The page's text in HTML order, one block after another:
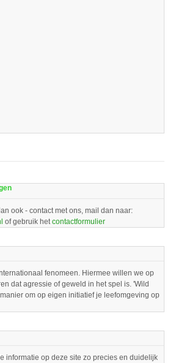
ook - contact met ons, mail dan naar:
of gebruik het contactformulier
fenomeen. Hiermee willen we op
dat agressie of geweld in het spel is. 'Wild
om op eigen initiatief je leefomgeving op
informatie op deze site zo precies en duidelijk